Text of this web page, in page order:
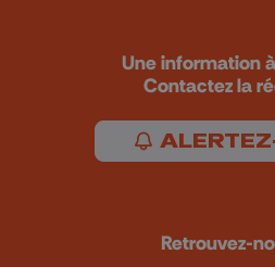
Une information
Contactez la
Retrouvez-